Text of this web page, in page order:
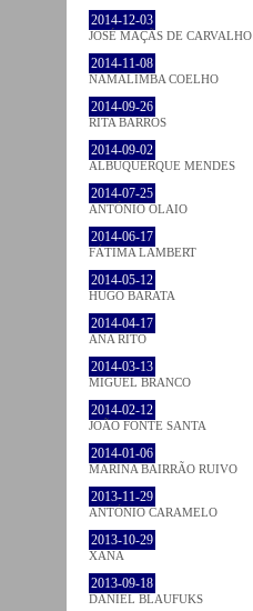
2014-12-03
JOSÉ MAÇÃS DE CARVALHO
2014-11-08
NAMALIMBA COELHO
2014-09-26
RITA BARROS
2014-09-02
ALBUQUERQUE MENDES
2014-07-25
ANTÓNIO OLAIO
2014-06-17
FÁTIMA LAMBERT
2014-05-12
HUGO BARATA
2014-04-17
ANA RITO
2014-03-13
MIGUEL BRANCO
2014-02-12
JOÃO FONTE SANTA
2014-01-06
MARINA BAIRRÃO RUIVO
2013-11-29
ANTÓNIO CARAMELO
2013-10-29
XANA
2013-09-18
DANIEL BLAUFUKS